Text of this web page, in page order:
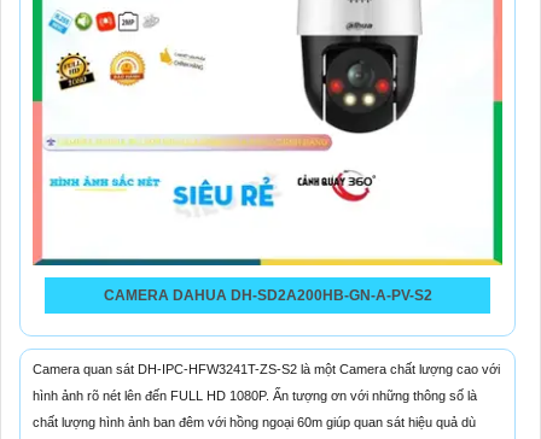
CAMERA DAHUA DH-SD2A200HB-GN-A-PV-S2
Camera quan sát DH-IPC-HFW3241T-ZS-S2 là một Camera chất lượng cao với
hình ảnh rõ nét lên đến FULL HD 1080P. Ấn tượng ơn với những thông số là
chất lượng hình ảnh ban đêm với hồng ngoại 60m giúp quan sát hiệu quả dù